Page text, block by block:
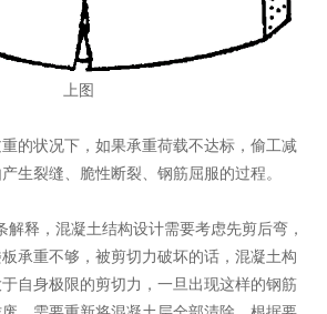
上图
的状况下，如果承重荷载不达标，偷工减
生裂缝、脆性断裂、钢筋屈服的过程。
释，混凝土结构设计需要考虑先剪后弯，
承重不够，被剪切力破坏的话，混凝土构
自身极限的剪切力，一旦出现这样的钢筋